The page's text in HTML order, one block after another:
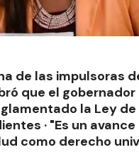
de las impulsoras
que el gobernador
la Ley de
· "Es un avance
como derecho